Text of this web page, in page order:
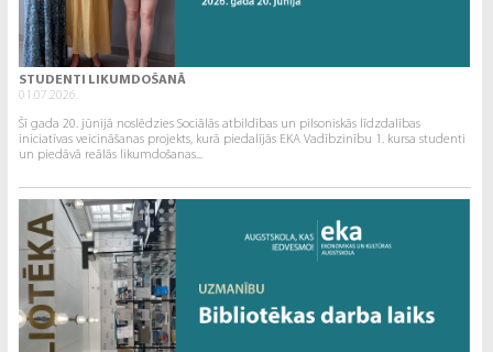
STUDENTI LIKUMDOŠANĀ
01.07.2026.
Šī gada 20. jūnijā noslēdzies Sociālās atbildības un pilsoniskās līdzdalības
iniciatīvas veicināšanas projekts, kurā piedalījās EKA Vadībzinību 1. kursa studenti
un piedāvā reālās likumdošanas...